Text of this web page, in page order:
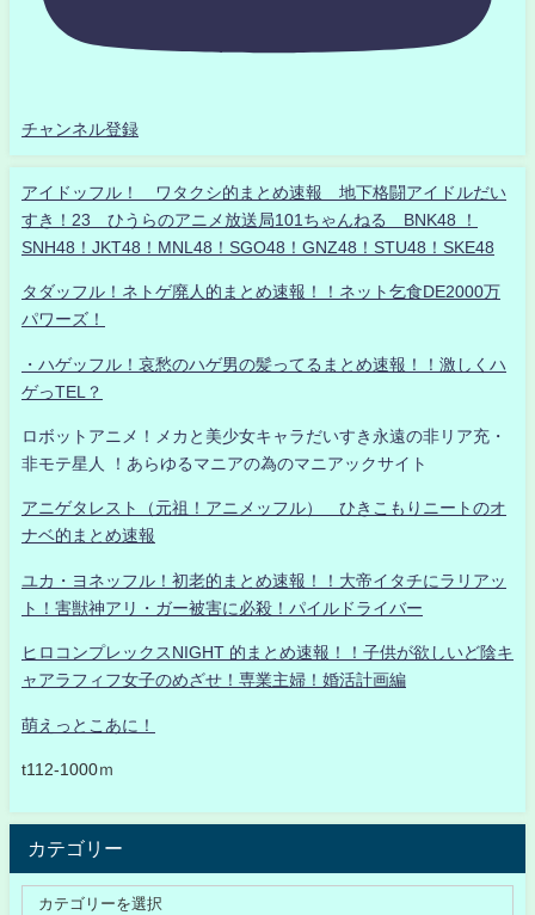
チャンネル登録
アイドッフル！ ワタクシ的まとめ速報 地下格闘アイドルだい
すき！23 ひうらのアニメ放送局101ちゃんねる BNK48 ！
SNH48！JKT48！MNL48！SGO48！GNZ48！STU48！SKE48
タダッフル！ネトゲ廃人的まとめ速報！！ネット乞食DE2000万
パワーズ！
・ハゲッフル！哀愁のハゲ男の髪ってるまとめ速報！！激しくハ
ゲっTEL？
ロボットアニメ！メカと美少女キャラだいすき永遠の非リア充・
非モテ星人 ！あらゆるマニアの為のマニアックサイト
アニゲタレスト（元祖！アニメッフル） ひきこもりニートのオ
ナベ的まとめ速報
ユカ・ヨネッフル！初老的まとめ速報！！大帝イタチにラリアッ
ト！害獣神アリ・ガー被害に必殺！パイルドライバー
ヒロコンプレックスNIGHT 的まとめ速報！！子供が欲しいど陰キ
ャアラフィフ女子のめざせ！専業主婦！婚活計画編
萌えっとこあに！
t112-1000ｍ
カテゴリー